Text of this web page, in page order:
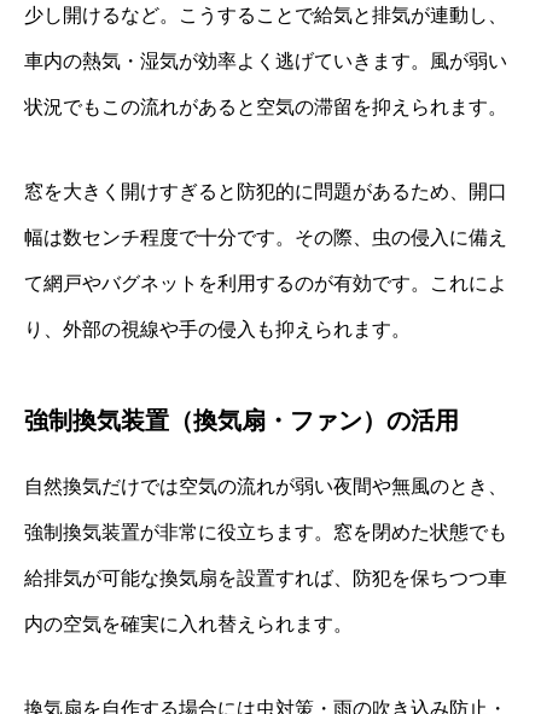
少し開けるなど。こうすることで給気と排気が連動し、
車内の熱気・湿気が効率よく逃げていきます。風が弱い
状況でもこの流れがあると空気の滞留を抑えられます。
窓を大きく開けすぎると防犯的に問題があるため、開口
幅は数センチ程度で十分です。その際、虫の侵入に備え
て網戸やバグネットを利用するのが有効です。これによ
り、外部の視線や手の侵入も抑えられます。
強制換気装置（換気扇・ファン）の活用
自然換気だけでは空気の流れが弱い夜間や無風のとき、
強制換気装置が非常に役立ちます。窓を閉めた状態でも
給排気が可能な換気扇を設置すれば、防犯を保ちつつ車
内の空気を確実に入れ替えられます。
換気扇を自作する場合には虫対策・雨の吹き込み防止・